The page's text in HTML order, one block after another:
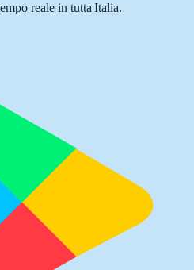
reale in tutta Italia.